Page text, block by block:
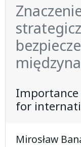
for
Mirosław